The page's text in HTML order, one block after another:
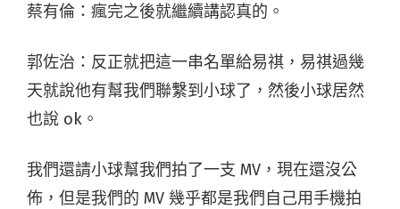
蔡有倫：瘋完之後就繼續講認真的。
郭佐治：反正就把這一串名單給易祺，易祺過幾
天就說他有幫我們聯繫到小球了，然後小球居然
也說 ok。
我們還請小球幫我們拍了一支 MV，現在還沒公
佈，但是我們的 MV 幾乎都是我們自己用手機拍